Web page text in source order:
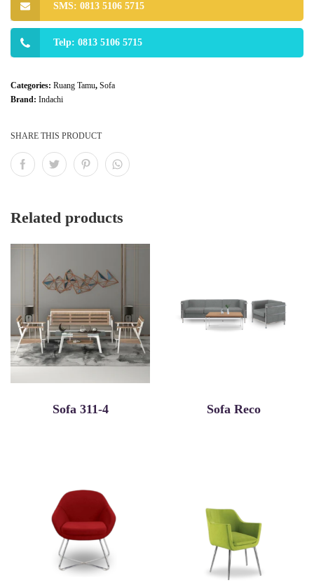
SMS: 0813 5106 5715
Telp: 0813 5106 5715
Categories: Ruang Tamu, Sofa
Brand: Indachi
SHARE THIS PRODUCT
Related products
Sofa 311-4 Sofa Reco